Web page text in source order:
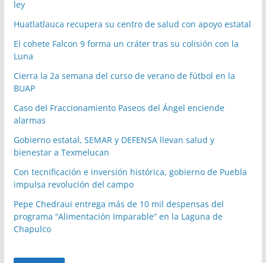
ley
Huatlatlauca recupera su centro de salud con apoyo estatal
El cohete Falcon 9 forma un cráter tras su colisión con la
Luna
Cierra la 2a semana del curso de verano de fútbol en la
BUAP
Caso del Fraccionamiento Paseos del Ángel enciende
alarmas
Gobierno estatal, SEMAR y DEFENSA llevan salud y
bienestar a Texmelucan
Con tecnificación e inversión histórica, gobierno de Puebla
impulsa revolución del campo
Pepe Chedraui entrega más de 10 mil despensas del
programa “Alimentación Imparable” en la Laguna de
Chapulco